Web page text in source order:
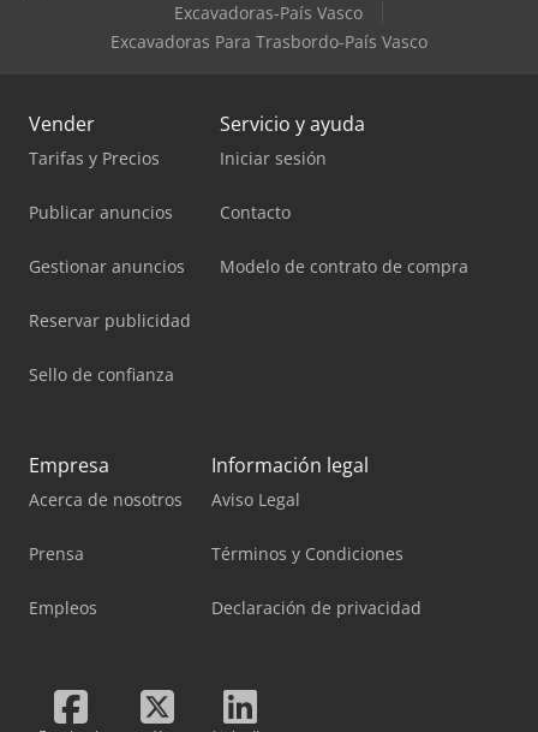
Excavadoras-País Vasco
Excavadoras Para Trasbordo-País Vasco
Vender
Tarifas y Precios
Publicar anuncios
Gestionar anuncios
Reservar publicidad
Sello de confianza
Servicio y ayuda
Iniciar sesión
Contacto
Modelo de contrato de compra
Empresa
Acerca de nosotros
Prensa
Empleos
Información legal
Aviso Legal
Términos y Condiciones
Declaración de privacidad